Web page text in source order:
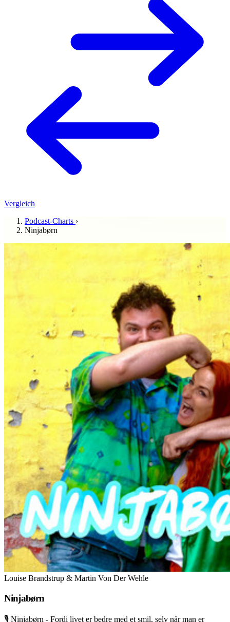
Vergleich
Podcast-Charts ›
Ninjabørn
Louise Brandstrup & Martin Von Der Wehle
Ninjabørn
🎙️ Ninjabørn - Fordi livet er bedre med et smil, selv når man er